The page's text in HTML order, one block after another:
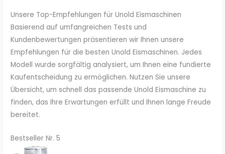
Unsere Top-Empfehlungen für Unold Eismaschinen
Basierend auf umfangreichen Tests und
Kundenbewertungen präsentieren wir Ihnen unsere
Empfehlungen für die besten Unold Eismaschinen. Jedes
Modell wurde sorgfältig analysiert, um Ihnen eine fundierte
Kaufentscheidung zu ermöglichen. Nutzen Sie unsere
Übersicht, um schnell das passende Unold Eismaschine zu
finden, das Ihre Erwartungen erfüllt und Ihnen lange Freude
bereitet.
Bestseller Nr. 5